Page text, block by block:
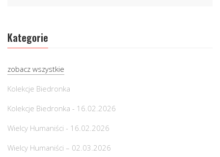
Kategorie
zobacz wszystkie
Kolekcje Biedronka
Kolekcje Biedronka - 16.02.2026
Wielcy Humaniści - 16.02.2026
Wielcy Humaniści – 02.03.2026